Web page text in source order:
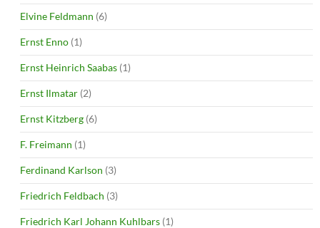
Elvine Feldmann (6)
Ernst Enno (1)
Ernst Heinrich Saabas (1)
Ernst Ilmatar (2)
Ernst Kitzberg (6)
F. Freimann (1)
Ferdinand Karlson (3)
Friedrich Feldbach (3)
Friedrich Karl Johann Kuhlbars (1)